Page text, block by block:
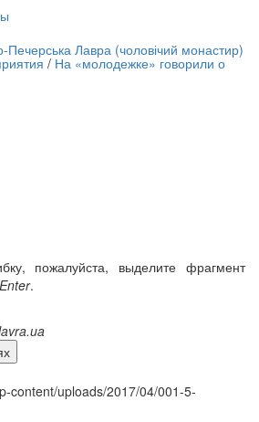
Печерська Лавра (чоловічий монастир)
/ На «молодежке» говорили о
пожалуйста, выделите фрагмент
.
content/uploads/2017/04/001-5-